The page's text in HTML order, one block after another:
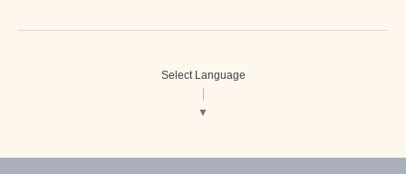
Select Language
▼